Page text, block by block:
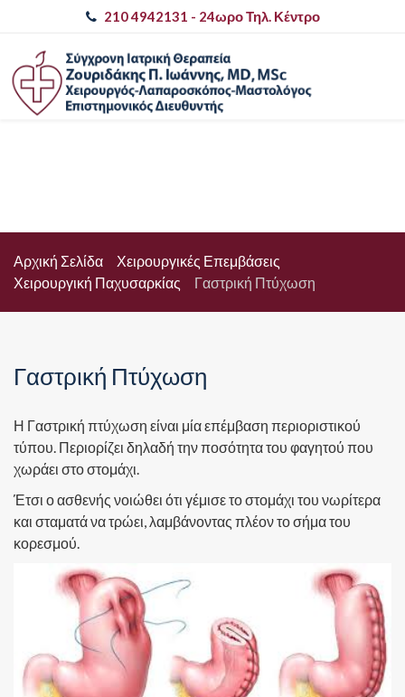
210 4942131 - 24ωρο Τηλ. Κέντρο
Αρχική Σελίδα
Χειρουργικές Επεμβάσεις
Χειρουργική Παχυσαρκίας
Γαστρική Πτύχωση
Γαστρική Πτύχωση
Η Γαστρική πτύχωση είναι μία επέμβαση περιοριστικού
τύπου. Περιορίζει δηλαδή την ποσότητα του φαγητού που
χωράει στο στομάχι.
Έτσι ο ασθενής νοιώθει ότι γέμισε το στομάχι του νωρίτερα
και σταματά να τρώει, λαμβάνοντας πλέον το σήμα του
κορεσμού.